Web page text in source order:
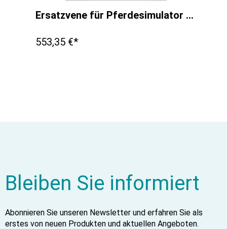
Ersatzvene für Pferdesimulator 1.0
553,35 €*
Bleiben Sie informiert
Abonnieren Sie unseren Newsletter und erfahren Sie als
erstes von neuen Produkten und aktuellen Angeboten.